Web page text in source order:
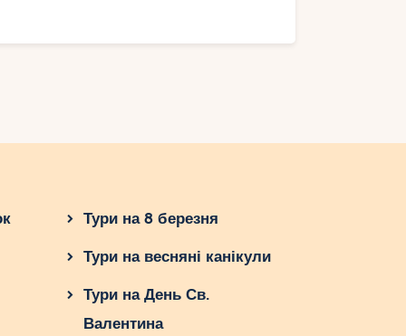
Тури на 8 березня
Тури на весняні канікули
Тури на День Св.
Валентина